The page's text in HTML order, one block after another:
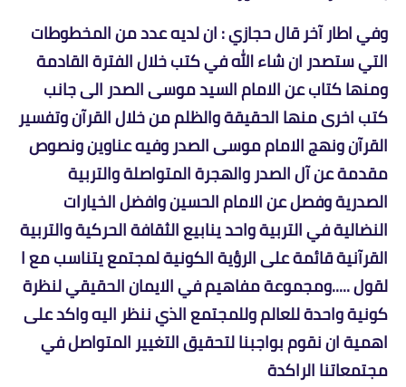
وفي اطار آخر قال حجازي : ان لديه عدد من المخطوطات
التي ستصدر ان شاء الله في كتب خلال الفترة القادمة
ومنها كتاب عن الامام السيد موسى الصدر الى جانب
كتب اخرى منها الحقيقة والظلم من خلال القرآن وتفسير
القرآن ونهج الامام موسى الصدر وفيه عناوين ونصوص
مقدمة عن آل الصدر والهجرة المتواصلة والتربية
الصدرية وفصل عن الامام الحسين وافضل الخيارات
النضالية في التربية واحد ينابيع الثقافة الحركية والتربية
القرآنية قائمة على الرؤية الكونية لمجتمع يتناسب مع ا
لقول .....ومجموعة مفاهيم في الايمان الحقيقي لنظرة
كونية واحدة للعالم وللمجتمع الذي ننظر اليه واكد على
اهمية ان نقوم بواجبنا لتحقيق التغيير المتواصل في
مجتمعاتنا الراكدة